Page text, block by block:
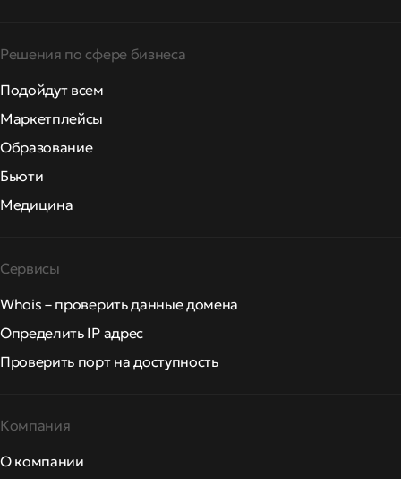
Решения по сфере бизнеса
Подойдут всем
Маркетплейсы
Образование
Бьюти
Медицина
Сервисы
Whois – проверить данные домена
Определить IP адрес
Проверить порт на доступность
Компания
О компании